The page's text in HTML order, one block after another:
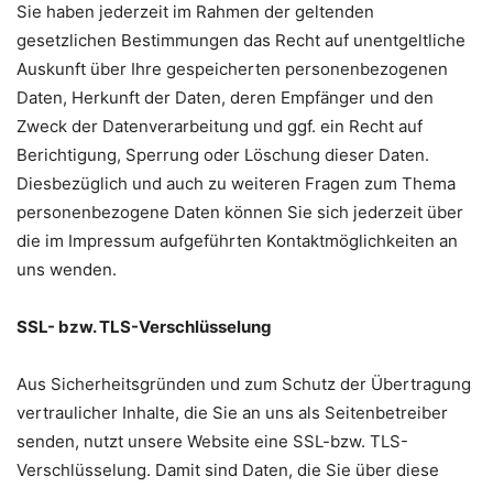
Sie haben jederzeit im Rahmen der geltenden
gesetzlichen Bestimmungen das Recht auf unentgeltliche
Auskunft über Ihre gespeicherten personenbezogenen
Daten, Herkunft der Daten, deren Empfänger und den
Zweck der Datenverarbeitung und ggf. ein Recht auf
Berichtigung, Sperrung oder Löschung dieser Daten.
Diesbezüglich und auch zu weiteren Fragen zum Thema
personenbezogene Daten können Sie sich jederzeit über
die im Impressum aufgeführten Kontaktmöglichkeiten an
uns wenden.
SSL- bzw. TLS-Verschlüsselung
Aus Sicherheitsgründen und zum Schutz der Übertragung
vertraulicher Inhalte, die Sie an uns als Seitenbetreiber
senden, nutzt unsere Website eine SSL-bzw. TLS-
Verschlüsselung. Damit sind Daten, die Sie über diese